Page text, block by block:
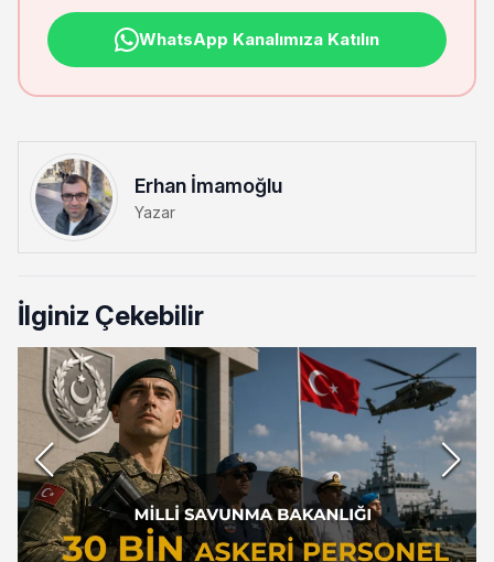
WhatsApp Kanalımıza Katılın
Erhan İmamoğlu
Yazar
İlginiz Çekebilir